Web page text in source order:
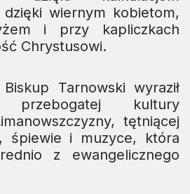
wiernym kobietom,
i przy kapliczkach
Chrystusowi.
Tarnowski wyraził
kultury
tętniącej
śpiewie i muzyce, która
z ewangelicznego